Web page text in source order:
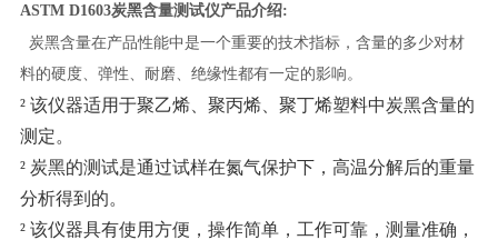
ASTM D1603炭黑含量测试仪产品介绍:
炭黑含量在产品性能中是一个重要的技术指标，含量的多少对材
料的硬度、弹性、耐磨、绝缘性都有一定的影响。
² 该仪器适用于聚乙烯、聚丙烯、聚丁烯塑料中炭黑含量的
测定。
² 炭黑的测试是通过试样在氮气保护下，高温分解后的重量
分析得到的。
² 该仪器具有使用方便，操作简单，工作可靠，测量准确，